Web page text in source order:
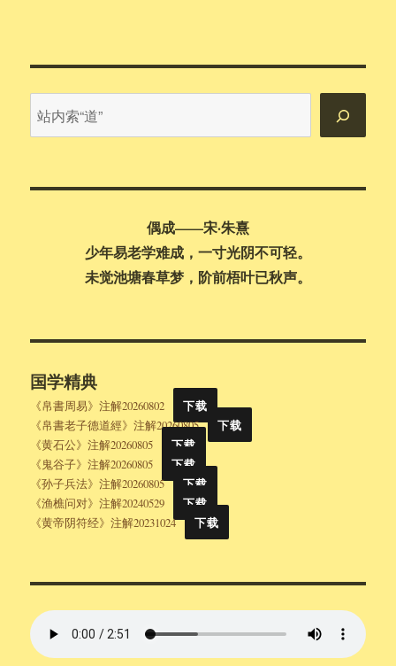
内
偶成——宋·朱熹
少年易老学难成，一寸光阴不可轻。
未觉池塘春草梦，阶前梧叶已秋声。
国学精典
《帛書周易》注解20260802
下载
《帛書老子德道經》注解20260805
下载
《黄石公》注解20260805
下载
《鬼谷子》注解20260805
下载
《孙子兵法》注解20260805
下载
《渔樵问对》注解20240529
下载
《黄帝阴符经》注解20231024
下载